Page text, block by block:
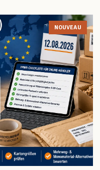
NOUVEAU